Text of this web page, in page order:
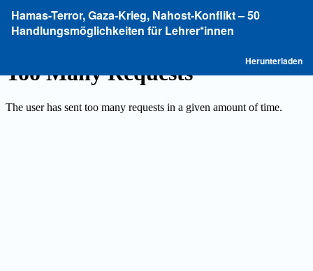
Artikeldetails
zurückkehren
Hamas-Terror, Gaza-Krieg, Nahost-Konflikt – 50
Handlungsmöglichkeiten für Lehrer*innen
Herunterladen